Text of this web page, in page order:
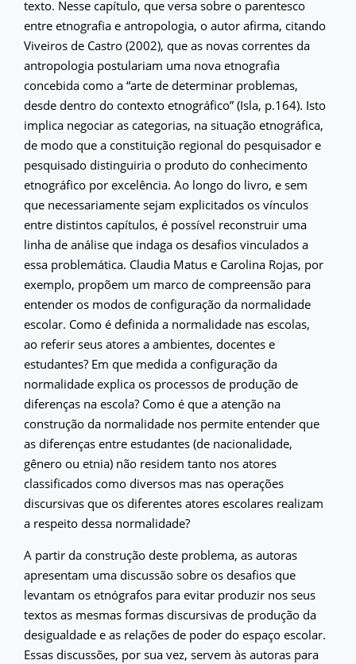
texto. Nesse capítulo, que versa sobre o parentesco
entre etnografia e antropologia, o autor afirma, citando
Viveiros de Castro (2002), que as novas correntes da
antropologia postulariam uma nova etnografia
concebida como a “arte de determinar problemas,
desde dentro do contexto etnográfico” (Isla, p.164). Isto
implica negociar as categorias, na situação etnográfica,
de modo que a constituição regional do pesquisador e
pesquisado distinguiria o produto do conhecimento
etnográfico por excelência. Ao longo do livro, e sem
que necessariamente sejam explicitados os vínculos
entre distintos capítulos, é possível reconstruir uma
linha de análise que indaga os desafios vinculados a
essa problemática. Claudia Matus e Carolina Rojas, por
exemplo, propõem um marco de compreensão para
entender os modos de configuração da normalidade
escolar. Como é definida a normalidade nas escolas,
ao referir seus atores a ambientes, docentes e
estudantes? Em que medida a configuração da
normalidade explica os processos de produção de
diferenças na escola? Como é que a atenção na
construção da normalidade nos permite entender que
as diferenças entre estudantes (de nacionalidade,
gênero ou etnia) não residem tanto nos atores
classificados como diversos mas nas operações
discursivas que os diferentes atores escolares realizam
a respeito dessa normalidade?
A partir da construção deste problema, as autoras
apresentam uma discussão sobre os desafios que
levantam os etnógrafos para evitar produzir nos seus
textos as mesmas formas discursivas de produção da
desigualdade e as relações de poder do espaço escolar.
Essas discussões, por sua vez, servem às autoras para